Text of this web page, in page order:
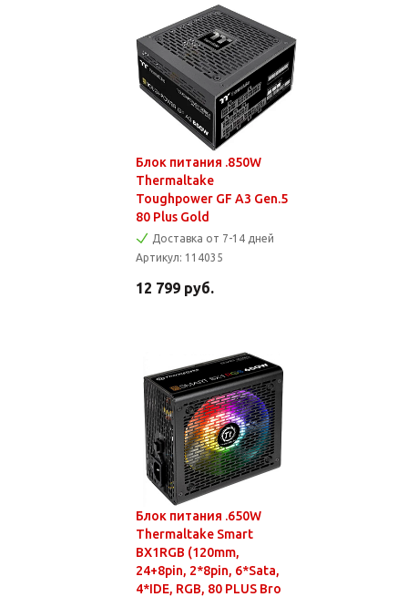
Блок питания .850W
Thermaltake
Toughpower GF A3 Gen.5
80 Plus Gold
Доставка от 7-14 дней
Артикул: 114035
12 799 руб.
Блок питания .650W
Thermaltake Smart
BX1RGB (120mm,
24+8pin, 2*8pin, 6*Sata,
4*IDE, RGB, 80 PLUS Bro